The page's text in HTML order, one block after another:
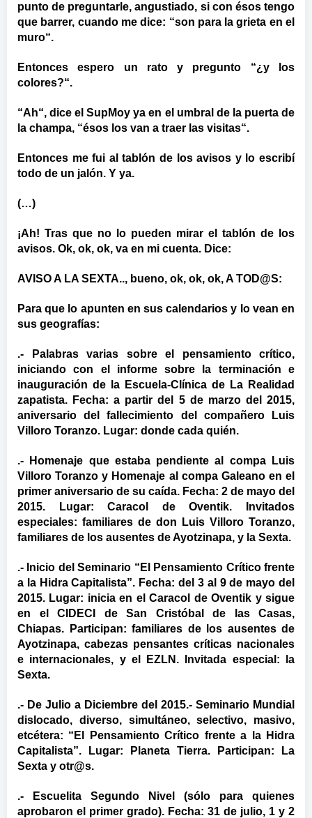
punto de preguntarle, angustiado, si con ésos tengo
que barrer, cuando me dice: “son para la grieta en el
muro“.
Entonces espero un rato y pregunto “¿y los
colores?“.
“Ah“, dice el SupMoy ya en el umbral de la puerta de
la champa, “ésos los van a traer las visitas“.
Entonces me fui al tablón de los avisos y lo escribí
todo de un jalón. Y ya.
(…)
¡Ah! Tras que no lo pueden mirar el tablón de los
avisos. Ok, ok, ok, va en mi cuenta. Dice:
AVISO A LA SEXTA.., bueno, ok, ok, ok, A TOD@S:
Para que lo apunten en sus calendarios y lo vean en
sus geografías:
.- Palabras varias sobre el pensamiento crítico,
iniciando con el informe sobre la terminación e
inauguración de la Escuela-Clínica de La Realidad
zapatista. Fecha: a partir del 5 de marzo del 2015,
aniversario del fallecimiento del compañero Luis
Villoro Toranzo. Lugar: donde cada quién.
.- Homenaje que estaba pendiente al compa Luis
Villoro Toranzo y Homenaje al compa Galeano en el
primer aniversario de su caída. Fecha: 2 de mayo del
2015. Lugar: Caracol de Oventik. Invitados
especiales: familiares de don Luis Villoro Toranzo,
familiares de los ausentes de Ayotzinapa, y la Sexta.
.- Inicio del Seminario “El Pensamiento Crítico frente
a la Hidra Capitalista”. Fecha: del 3 al 9 de mayo del
2015. Lugar: inicia en el Caracol de Oventik y sigue
en el CIDECI de San Cristóbal de las Casas,
Chiapas. Participan: familiares de los ausentes de
Ayotzinapa, cabezas pensantes críticas nacionales
e internacionales, y el EZLN. Invitada especial: la
Sexta.
.- De Julio a Diciembre del 2015.- Seminario Mundial
dislocado, diverso, simultáneo, selectivo, masivo,
etcétera: “El Pensamiento Crítico frente a la Hidra
Capitalista”. Lugar: Planeta Tierra. Participan: La
Sexta y otr@s.
.- Escuelita Segundo Nivel (sólo para quienes
aprobaron el primer grado). Fecha: 31 de julio, 1 y 2